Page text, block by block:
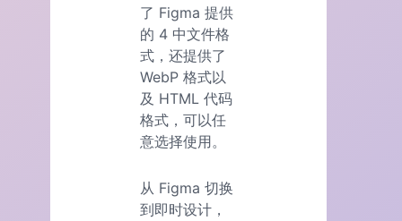
了 Figma 提供
的 4 中文件格
式，还提供了
WebP 格式以
及 HTML 代码
格式，可以任
意选择使用。
从 Figma 切换
到即时设计，